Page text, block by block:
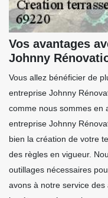
Vos avantages
Johnny
Vous allez bénéficier de
entreprise Johnny
comme nous sommes en
entreprise Johnny
bien la création de votre
des règles en vigueur.
outillages nécessaires
avons à notre service